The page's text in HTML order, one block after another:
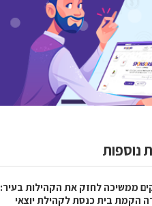
נוספות
ממשיכה לחזק את הקהילות בעיר:
הקמת בית כנסת לקהילת יוצאי